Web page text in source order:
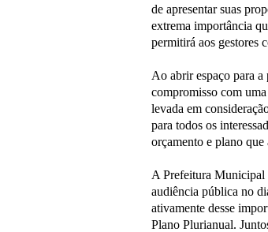
de apresentar suas
extrema importância
permitirá aos gestores
Ao abrir espaço para
compromisso com
levada em
para todos os
orçamento e plano que
A Prefeitura Municipal
audiência pública no
ativamente desse
Plano Plurianual.